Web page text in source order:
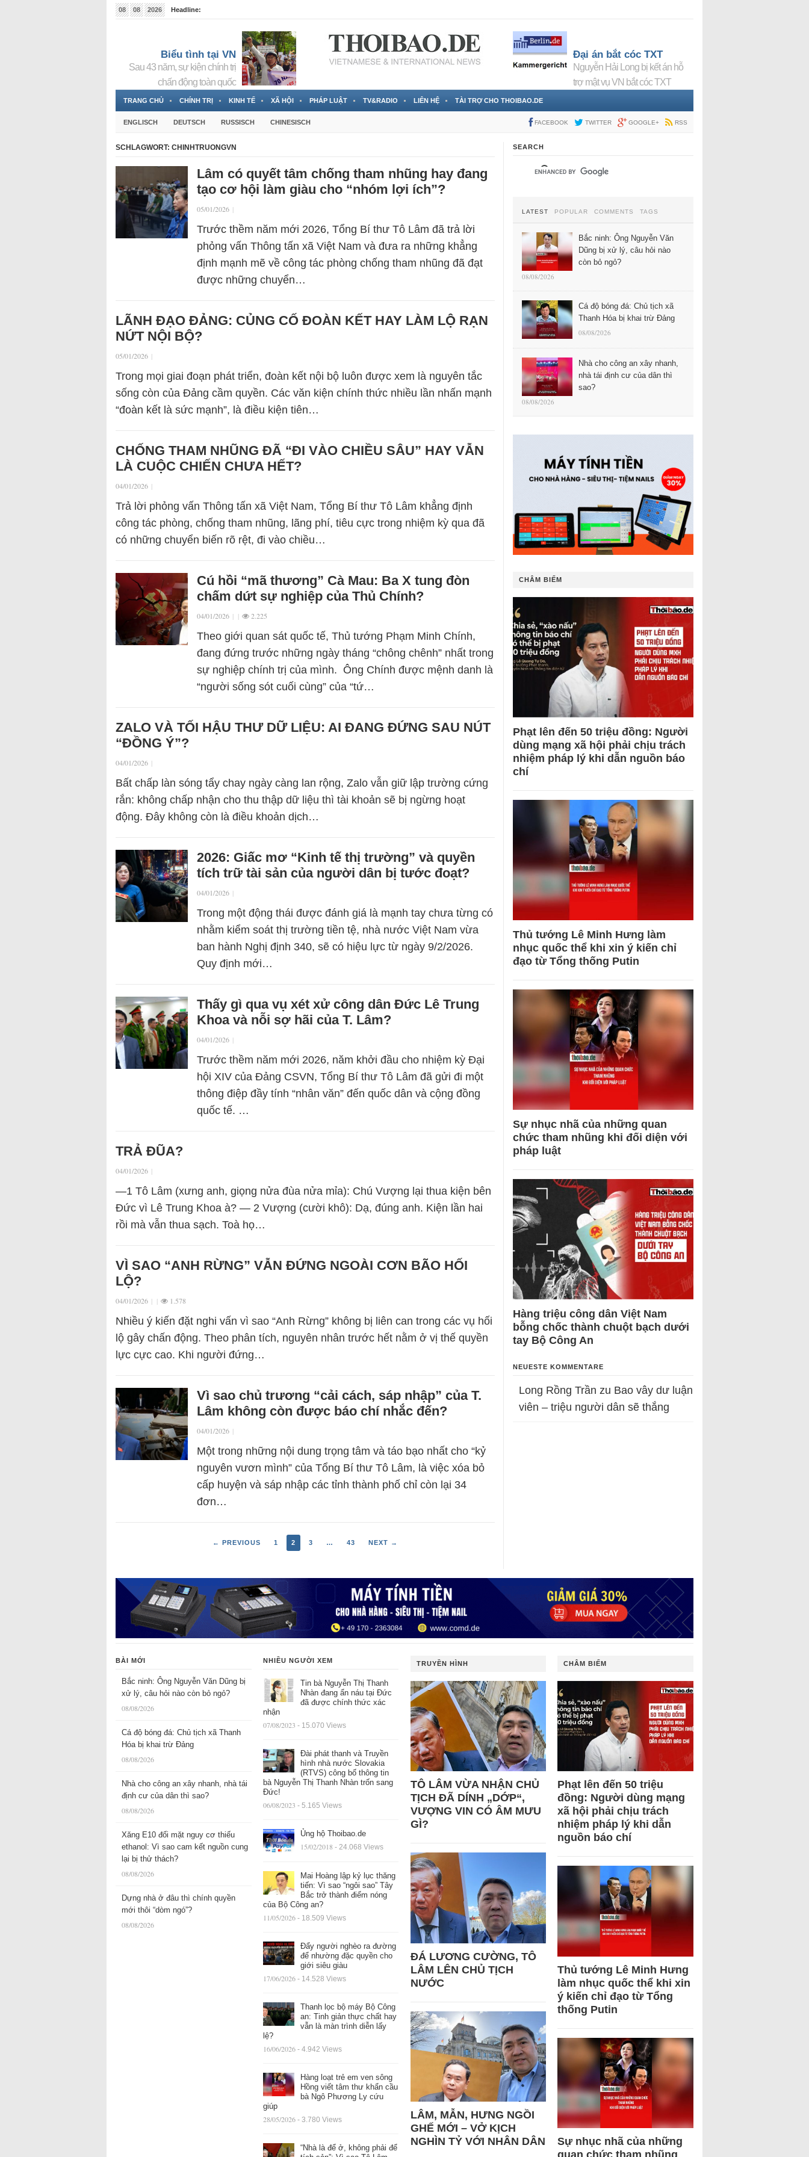
08 08 2026
Headline:
Biểu tình tại VN
Sau 43 năm, sự kiện chính trị
chấn động toàn quốc
Đại án bắt cóc TXT
Nguyễn Hải Long bị kết án hỗ
trợ mật vụ VN bắt cóc TXT
TRANG CHỦ CHÍNH TRỊ KINH TẾ XÃ HỘI PHÁP LUẬT TV&RADIO LIÊN HỆ TÀI TRỢ CHO THOIBAO.DE
ENGLISCH DEUTSCH RUSSISCH CHINESISCH FACEBOOK TWITTER GOOGLE+ RSS
SCHLAGWORT: CHINHTRUONGVN
Lâm có quyết tâm chống tham nhũng hay đang
tạo cơ hội làm giàu cho “nhóm lợi ích”?
05/01/2026 |
Trước thềm năm mới 2026, Tổng Bí thư Tô Lâm đã trả lời
phỏng vấn Thông tấn xã Việt Nam và đưa ra những khẳng
định mạnh mẽ về công tác phòng chống tham nhũng đã đạt
được những chuyển…
LÃNH ĐẠO ĐẢNG: CỦNG CỐ ĐOÀN KẾT HAY LÀM LỘ RẠN
NỨT NỘI BỘ?
05/01/2026 |
Trong mọi giai đoạn phát triển, đoàn kết nội bộ luôn được xem là nguyên tắc
sống còn của Đảng cầm quyền. Các văn kiện chính thức nhiều lần nhấn mạnh
“đoàn kết là sức mạnh”, là điều kiện tiên…
CHỐNG THAM NHŨNG ĐÃ “ĐI VÀO CHIỀU SÂU” HAY VẪN
LÀ CUỘC CHIẾN CHƯA HẾT?
04/01/2026 |
Trả lời phỏng vấn Thông tấn xã Việt Nam, Tổng Bí thư Tô Lâm khẳng định
công tác phòng, chống tham nhũng, lãng phí, tiêu cực trong nhiệm kỳ qua đã
có những chuyển biến rõ rệt, đi vào chiều…
Cú hồi “mã thương” Cà Mau: Ba X tung đòn
chấm dứt sự nghiệp của Thủ Chính?
04/01/2026 | | 2.225
Theo giới quan sát quốc tế, Thủ tướng Phạm Minh Chính,
đang đứng trước những ngày tháng “chông chênh” nhất trong
sự nghiệp chính trị của mình. Ông Chính được mệnh danh là
“người sống sót cuối cùng” của “tứ…
ZALO VÀ TỐI HẬU THƯ DỮ LIỆU: AI ĐANG ĐỨNG SAU NÚT
“ĐỒNG Ý”?
04/01/2026 |
Bất chấp làn sóng tẩy chay ngày càng lan rộng, Zalo vẫn giữ lập trường cứng
rắn: không chấp nhận cho thu thập dữ liệu thì tài khoản sẽ bị ngừng hoạt
động. Đây không còn là điều khoản dịch…
2026: Giấc mơ “Kinh tế thị trường” và quyền
tích trữ tài sản của người dân bị tước đoạt?
04/01/2026 |
Trong một động thái được đánh giá là mạnh tay chưa từng có
nhằm kiểm soát thị trường tiền tệ, nhà nước Việt Nam vừa
ban hành Nghị định 340, sẽ có hiệu lực từ ngày 9/2/2026.
Quy định mới…
Thấy gì qua vụ xét xử công dân Đức Lê Trung
Khoa và nỗi sợ hãi của T. Lâm?
04/01/2026 |
Trước thềm năm mới 2026, năm khởi đầu cho nhiệm kỳ Đại
hội XIV của Đảng CSVN, Tổng Bí thư Tô Lâm đã gửi đi một
thông điệp đầy tính “nhân văn” đến quốc dân và cộng đồng
quốc tế. …
TRẢ ĐŨA?
04/01/2026 |
—1 Tô Lâm (xưng anh, giọng nửa đùa nửa mỉa): Chú Vượng lại thua kiện bên
Đức vì Lê Trung Khoa à? — 2 Vượng (cười khô): Dạ, đúng anh. Kiện lần hai
rồi mà vẫn thua sạch. Toà họ…
VÌ SAO “ANH RỪNG” VẪN ĐỨNG NGOÀI CƠN BÃO HỐI
LỘ?
04/01/2026 | | 1.578
Nhiều ý kiến đặt nghi vấn vì sao “Anh Rừng” không bị liên can trong các vụ hối
lộ gây chấn động. Theo phân tích, nguyên nhân trước hết nằm ở vị thế quyền
lực cực cao. Khi người đứng…
Vì sao chủ trương “cải cách, sáp nhập” của T.
Lâm không còn được báo chí nhắc đến?
04/01/2026 |
Một trong những nội dung trọng tâm và táo bạo nhất cho “kỷ
nguyên vươn mình” của Tổng Bí thư Tô Lâm, là việc xóa bỏ
cấp huyện và sáp nhập các tỉnh thành phố chỉ còn lại 34
đơn…
← PREVIOUS 1 2 3 … 43 NEXT →
SEARCH
LATEST POPULAR COMMENTS TAGS
Bắc ninh: Ông Nguyễn Văn
Dũng bị xử lý, câu hỏi nào
còn bỏ ngỏ?
08/08/2026
Cá độ bóng đá: Chủ tịch xã
Thanh Hóa bị khai trừ Đảng
08/08/2026
Nhà cho công an xây nhanh,
nhà tái định cư của dân thì
sao?
08/08/2026
CHÂM BIẾM
Phạt lên đến 50 triệu đồng: Người
dùng mạng xã hội phải chịu trách
nhiệm pháp lý khi dẫn nguồn báo
chí
Thủ tướng Lê Minh Hưng làm
nhục quốc thể khi xin ý kiến chỉ
đạo từ Tổng thống Putin
Sự nhục nhã của những quan
chức tham nhũng khi đối diện với
pháp luật
Hàng triệu công dân Việt Nam
bỗng chốc thành chuột bạch dưới
tay Bộ Công An
NEUESTE KOMMENTARE
Long Rồng Trần zu Bao vây dư luận
viên – triệu người dân sẽ thắng
BÀI MỚI
Bắc ninh: Ông Nguyễn Văn Dũng bị
xử lý, câu hỏi nào còn bỏ ngỏ?
08/08/2026
Cá độ bóng đá: Chủ tịch xã Thanh
Hóa bị khai trừ Đảng
08/08/2026
Nhà cho công an xây nhanh, nhà tái
định cư của dân thì sao?
08/08/2026
Xăng E10 đối mặt nguy cơ thiếu
ethanol: Vì sao cam kết nguồn cung
lại bị thử thách?
08/08/2026
Dựng nhà ở đâu thì chính quyền
mới thôi “dòm ngó”?
08/08/2026
NHIỀU NGƯỜI XEM
Tin bà Nguyễn Thị Thanh
Nhàn đang ẩn náu tại Đức
đã được chính thức xác
nhận
07/08/2023 - 15.070 Views
Đài phát thanh và Truyền
hình nhà nước Slovakia
(RTVS) công bố thông tin
bà Nguyễn Thị Thanh Nhàn trốn sang
Đức!
06/08/2023 - 5.165 Views
Ủng hộ Thoibao.de
15/02/2018 - 24.068 Views
Mai Hoàng lập kỷ lục thăng
tiến: Vì sao “ngôi sao” Tây
Bắc trở thành điểm nóng
của Bộ Công an?
11/05/2026 - 18.509 Views
Đẩy người nghèo ra đường
để nhường đặc quyền cho
giới siêu giàu
17/06/2026 - 14.528 Views
Thanh lọc bộ máy Bộ Công
an: Tinh giản thực chất hay
vẫn là màn trình diễn lấy
lệ?
16/06/2026 - 4.942 Views
Hàng loạt trẻ em ven sông
Hồng viết tâm thư khẩn cầu
bà Ngô Phương Ly cứu
giúp
28/05/2026 - 3.780 Views
“Nhà là để ở, không phải để
TRUYỀN HÌNH
TÔ LÂM VỪA NHẬN CHỦ
TỊCH ĐÃ DÍNH „DỚP“,
VƯỢNG VIN CÓ ÂM MƯU
GÌ?
ĐÁ LƯƠNG CƯỜNG, TÔ
LÂM LÊN CHỦ TỊCH
NƯỚC
LÂM, MẪN, HƯNG NGỒI
GHẾ MỚI – VỞ KỊCH
NGHÌN TỶ VỚI NHÂN DÂN
CHÂM BIẾM
Phạt lên đến 50 triệu
đồng: Người dùng mạng
xã hội phải chịu trách
nhiệm pháp lý khi dẫn
nguồn báo chí
Thủ tướng Lê Minh Hưng
làm nhục quốc thể khi xin
ý kiến chỉ đạo từ Tổng
thống Putin
Sự nhục nhã của những